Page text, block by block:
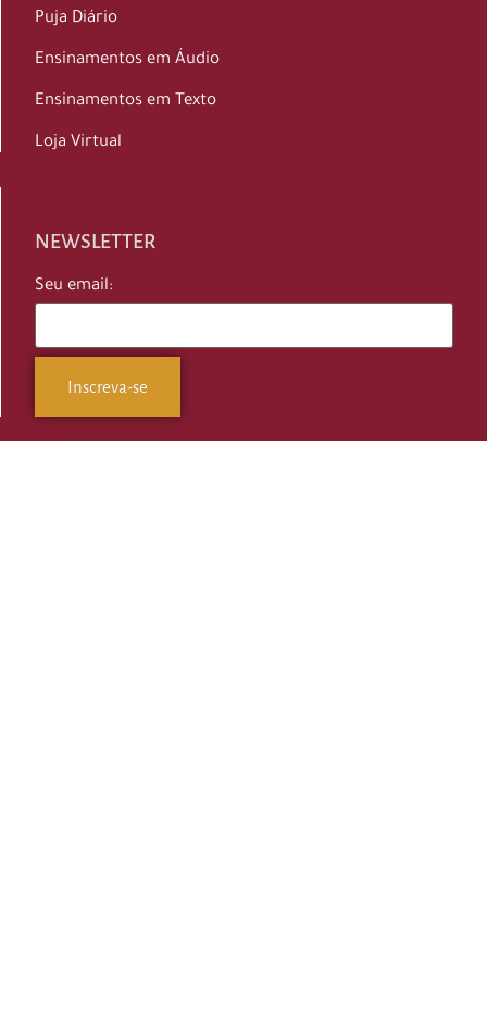
Puja Diário
Ensinamentos em Áudio
Ensinamentos em Texto
Loja Virtual
NEWSLETTER
Seu email: